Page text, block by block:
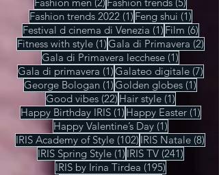
Energia (4)4 post
Familia sagrada (1)1 post
Fashion (186)186 post
Fashion Trends (5)5 post
Fashion men (2)2 post
Fashion trends (5)5 post
Fashion trends 2022 (1)1 post
Feng shui (1)1 post
Festival d cinema di Venezia (1)1 post
Film (6)6 post
Fitness with style (1)1 post
Gala di Primavera (2)2
Gala di Primavera lecchese (1)1 post
Gala di primavera (1)1 post
Galateo digitale (7)
George Bologan (1)1 post
Golden globes (1)1 post
Good vibes (22)22 post
Hair style (1)1 post
Happy Birthday IRIS (1)1 post
Happy Easter (1)1
Happy Valentine’s Day (1)1 post
102 post